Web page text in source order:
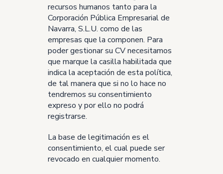
recursos humanos tanto para la
Corporación Pública Empresarial de
Navarra, S.L.U. como de las
empresas que la componen. Para
poder gestionar su CV necesitamos
que marque la casilla habilitada que
indica la aceptación de esta política,
de tal manera que si no lo hace no
tendremos su consentimiento
expreso y por ello no podrá
registrarse.
La base de legitimación es el
consentimiento, el cual puede ser
revocado en cualquier momento.